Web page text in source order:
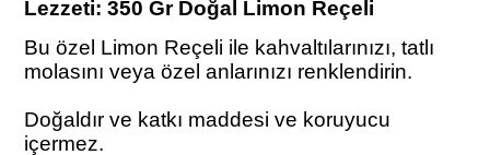
Lezzeti: 350 Gr Doğal Limon Reçeli
Bu özel Limon Reçeli ile kahvaltılarınızı, tatlı
molasını veya özel anlarınızı renklendirin.
Doğaldır ve katkı maddesi ve koruyucu
içermez.